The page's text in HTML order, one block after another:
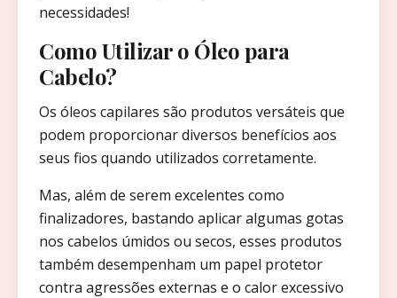
necessidades!
Como Utilizar o Óleo para
Cabelo?
Os óleos capilares são produtos versáteis que
podem proporcionar diversos benefícios aos
seus fios quando utilizados corretamente.
Mas, além de serem excelentes como
finalizadores, bastando aplicar algumas gotas
nos cabelos úmidos ou secos, esses produtos
também desempenham um papel protetor
contra agressões externas e o calor excessivo